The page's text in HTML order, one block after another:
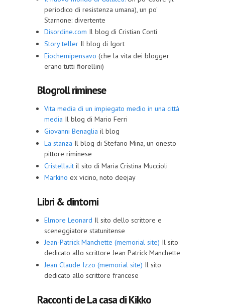
periodico di resistenza umana), un po'
Starnone: divertente
Disordine.com Il blog di Cristian Conti
Story teller Il blog di Igort
Eiochemipensavo (che la vita dei blogger
erano tutti fiorellini)
Blogroll riminese
Vita media di un impiegato medio in una città
media Il blog di Mario Ferri
Giovanni Benaglia il blog
La stanza Il blog di Stefano Mina, un onesto
pittore riminese
Cristella.it il sito di Maria Cristina Muccioli
Markino ex vicino, noto deejay
Libri & dintorni
Elmore Leonard Il sito dello scrittore e
sceneggiatore statunitense
Jean-Patrick Manchette (memorial site) Il sito
dedicato allo scrittore Jean Patrick Manchette
Jean Claude Izzo (memorial site) Il sito
dedicato allo scrittore francese
Racconti de La casa di Kikko